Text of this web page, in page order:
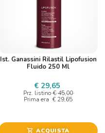
Ist. Ganassini Rilastil Lipofusion
Fluido 250 Ml
€ 29,65
Prz. listino € 45,00
Prima era € 29,65
shopping_cart ACQUISTA